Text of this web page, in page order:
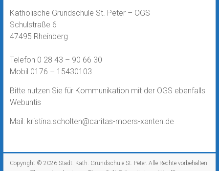
Katholische Grundschule St. Peter – OGS
Schulstraße 6
47495 Rheinberg
Telefon 0 28 43 – 90 66 30
Mobil 0176 – 15430103
Bitte nutzen Sie für Kommunikation mit der OGS ebenfalls
Webuntis
Mail: kristina.scholten@caritas-moers-xanten.de
Copyright © 2026Städt. Kath. Grundschule St. Peter. Alle Rechte vorbehalten.